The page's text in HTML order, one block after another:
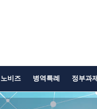
비즈 병역특례 정부과제